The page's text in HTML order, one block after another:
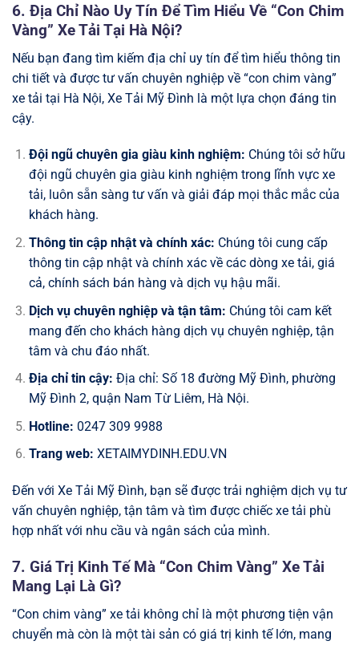
6. Địa Chỉ Nào Uy Tín Để Tìm Hiểu Về “Con Chim
Vàng” Xe Tải Tại Hà Nội?
Nếu bạn đang tìm kiếm địa chỉ uy tín để tìm hiểu thông tin
chi tiết và được tư vấn chuyên nghiệp về “con chim vàng”
xe tải tại Hà Nội, Xe Tải Mỹ Đình là một lựa chọn đáng tin
cậy.
Đội ngũ chuyên gia giàu kinh nghiệm: Chúng tôi sở hữu
đội ngũ chuyên gia giàu kinh nghiệm trong lĩnh vực xe
tải, luôn sẵn sàng tư vấn và giải đáp mọi thắc mắc của
khách hàng.
Thông tin cập nhật và chính xác: Chúng tôi cung cấp
thông tin cập nhật và chính xác về các dòng xe tải, giá
cả, chính sách bán hàng và dịch vụ hậu mãi.
Dịch vụ chuyên nghiệp và tận tâm: Chúng tôi cam kết
mang đến cho khách hàng dịch vụ chuyên nghiệp, tận
tâm và chu đáo nhất.
Địa chỉ tin cậy: Địa chỉ: Số 18 đường Mỹ Đình, phường
Mỹ Đình 2, quận Nam Từ Liêm, Hà Nội.
Hotline: 0247 309 9988
Trang web: XETAIMYDINH.EDU.VN
Đến với Xe Tải Mỹ Đình, bạn sẽ được trải nghiệm dịch vụ tư
vấn chuyên nghiệp, tận tâm và tìm được chiếc xe tải phù
hợp nhất với nhu cầu và ngân sách của mình.
7. Giá Trị Kinh Tế Mà “Con Chim Vàng” Xe Tải
Mang Lại Là Gì?
“Con chim vàng” xe tải không chỉ là một phương tiện vận
chuyển mà còn là một tài sản có giá trị kinh tế lớn, mang